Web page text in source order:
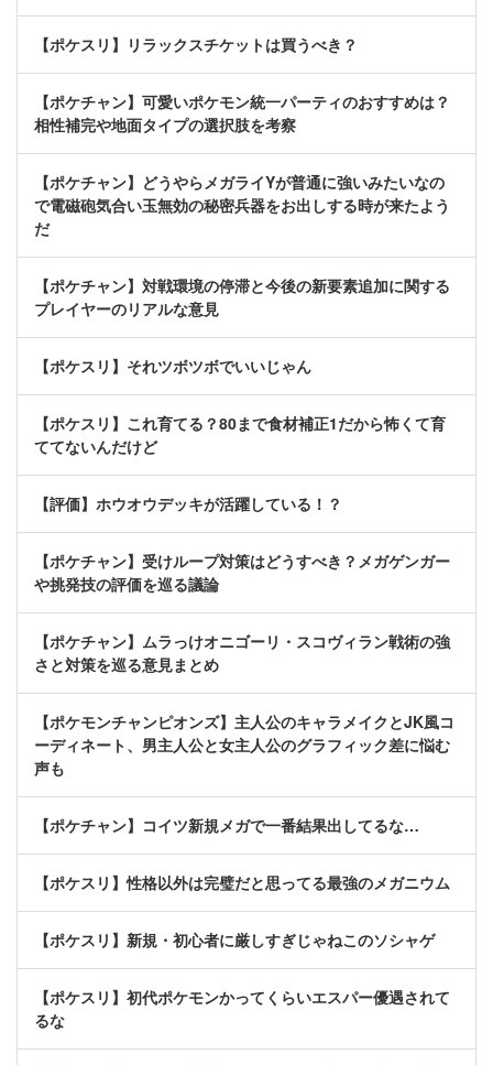
【ポケスリ】リラックスチケットは買うべき？
【ポケチャン】可愛いポケモン統一パーティのおすすめは？
相性補完や地面タイプの選択肢を考察
【ポケチャン】どうやらメガライYが普通に強いみたいなの
で電磁砲気合い玉無効の秘密兵器をお出しする時が来たよう
だ
【ポケチャン】対戦環境の停滞と今後の新要素追加に関する
プレイヤーのリアルな意見
【ポケスリ】それツボツボでいいじゃん
【ポケスリ】これ育てる？80まで食材補正1だから怖くて育
ててないんだけど
【評価】ホウオウデッキが活躍している！？
【ポケチャン】受けループ対策はどうすべき？メガゲンガー
や挑発技の評価を巡る議論
【ポケチャン】ムラっけオニゴーリ・スコヴィラン戦術の強
さと対策を巡る意見まとめ
【ポケモンチャンピオンズ】主人公のキャラメイクとJK風コ
ーディネート、男主人公と女主人公のグラフィック差に悩む
声も
【ポケチャン】コイツ新規メガで一番結果出してるな…
【ポケスリ】性格以外は完璧だと思ってる最強のメガニウム
【ポケスリ】新規・初心者に厳しすぎじゃねこのソシャゲ
【ポケスリ】初代ポケモンかってくらいエスパー優遇されて
るな